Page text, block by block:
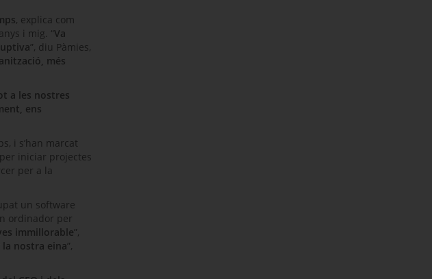
, explica com
i mig. “Va
”, diu Pàmies,
més
a les nostres
ens
, i s’han marcat
iniciar projectes
per a la
un software
ordinador per
immillorable”,
nostra eina”,